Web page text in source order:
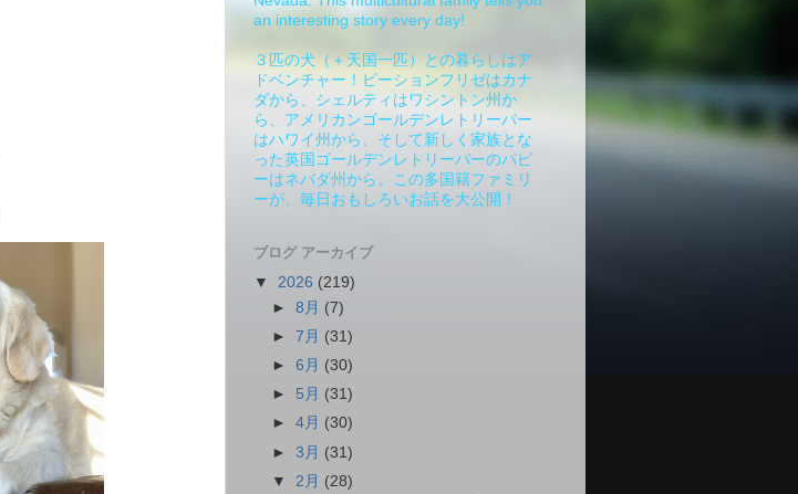
an interesting story every day!
３匹の犬（＋天国一匹）との暮らしはア
ドベンチャー！ビーションフリゼはカナ
ダから、シェルティはワシントン州か
ら、アメリカンゴールデンレトリーバー
はハワイ州から、そして新しく家族とな
った英国ゴールデンレトリーバーのパピ
ーはネバダ州から。この多国籍ファミリ
ーが、毎日おもしろいお話を大公開！
ブログ アーカイブ
▼ 2026 (219)
►8月 (7)
►7月 (31)
►6月 (30)
► 5月 (31)
►4月 (30)
►3月 (31)
▼ 2月 (28)